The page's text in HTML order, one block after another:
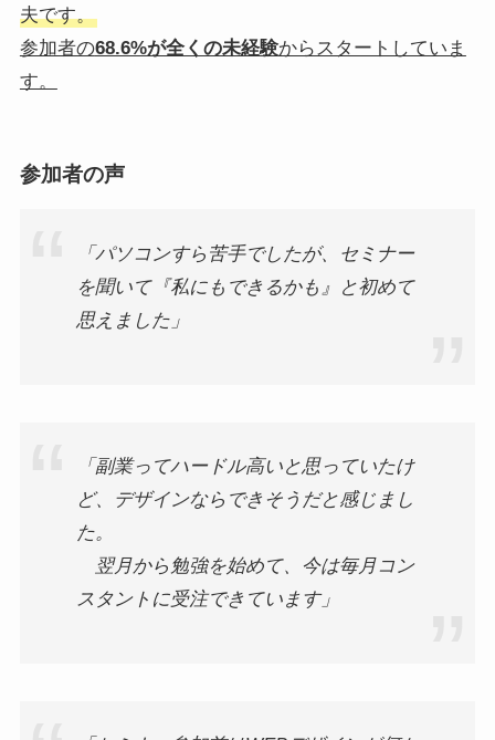
夫です。
参加者の68.6%が全くの未経験からスタートしていま
す。
参加者の声
「パソコンすら苦手でしたが、セミナー
を聞いて『私にもできるかも』と初めて
思えました」
「副業ってハードル高いと思っていたけ
ど、デザインならできそうだと感じまし
た。
翌月から勉強を始めて、今は毎月コン
スタントに受注できています」